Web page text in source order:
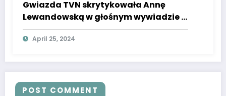
Gwiazda TVN skrytykowała Annę
Lewandowską w głośnym wywiadzie z
Super Expressem.
April 25, 2024
POST COMMENT